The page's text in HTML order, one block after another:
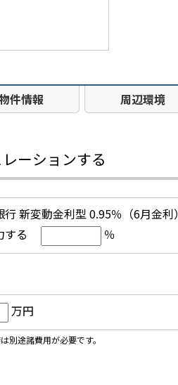
件情報 周辺環境
ーションする
新変動金利型 0.95％（6月金利）
する
％
万円
別途諸費用が必要です。